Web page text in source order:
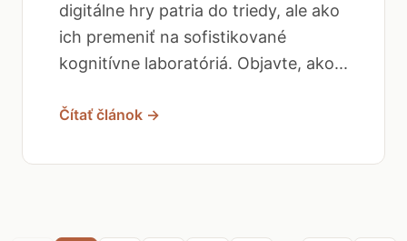
digitálne hry patria do triedy, ale ako
ich premeniť na sofistikované
kognitívne laboratóriá. Objavte, ako...
Čítať článok →